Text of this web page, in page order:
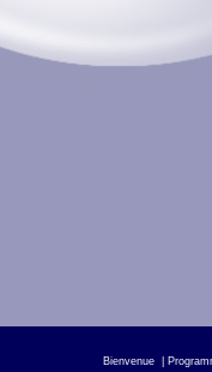
Bienvenue